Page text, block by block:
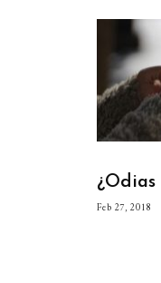
Feb 27, 2018